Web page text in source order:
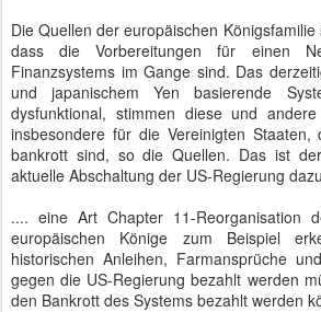
Die Quellen der europäischen
dass die Vorbereitungen für einen
Finanzsystems im Gange sind. Das
und japanischem Yen basierende
dysfunktional, stimmen diese und
insbesondere für die Vereinigten
bankrott sind, so die Quellen. Das ist
aktuelle Abschaltung der US-Regierung
.... eine Art Chapter 11-Reorganisation
europäischen Könige zum Beispiel
historischen Anleihen, Farmansprüche
gegen die US-Regierung bezahlt werden
den Bankrott des Systems bezahlt werden